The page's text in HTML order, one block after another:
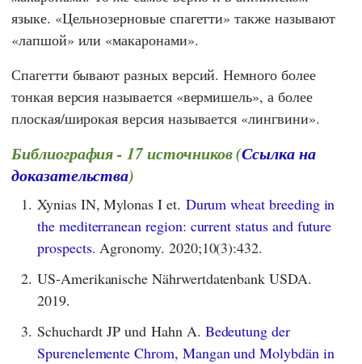
языке. «Цельнозерновые спагетти» также называют
«лапшой» или «макаронами».
Спагетти бывают разных версий. Немного более
тонкая версия называется «вермишель», а более
плоская/широкая версия называется «лингвини».
Библиография - 17 источников (Ссылка на
доказательства)
1. Xynias IN, Mylonas I et. Durum wheat breeding in
the mediterranean region: current status and future
prospects. Agronomy. 2020;10(3):432.
2. US-Amerikanische Nährwertdatenbank USDA.
2019.
3. Schuchardt JP und Hahn A. Bedeutung der
Spurenelemente Chrom, Mangan und Molybdän in